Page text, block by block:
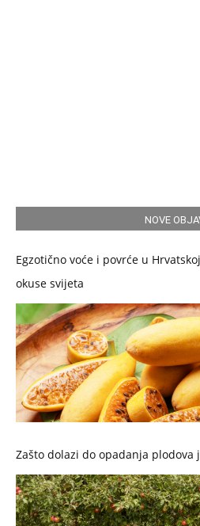
NOVE
Egzotično voće i povrće u
okuse svijeta
Zašto dolazi do opadanja plodova